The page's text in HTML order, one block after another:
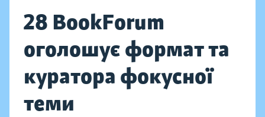
28 BookForum
оголошує формат та
куратора фокусної
теми